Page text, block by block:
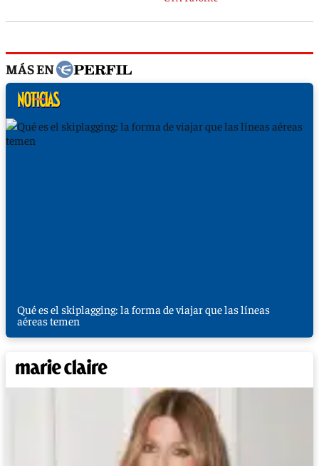
MÁS EN
Qué es el skiplagging: la forma de viajar que las líneas
aéreas temen